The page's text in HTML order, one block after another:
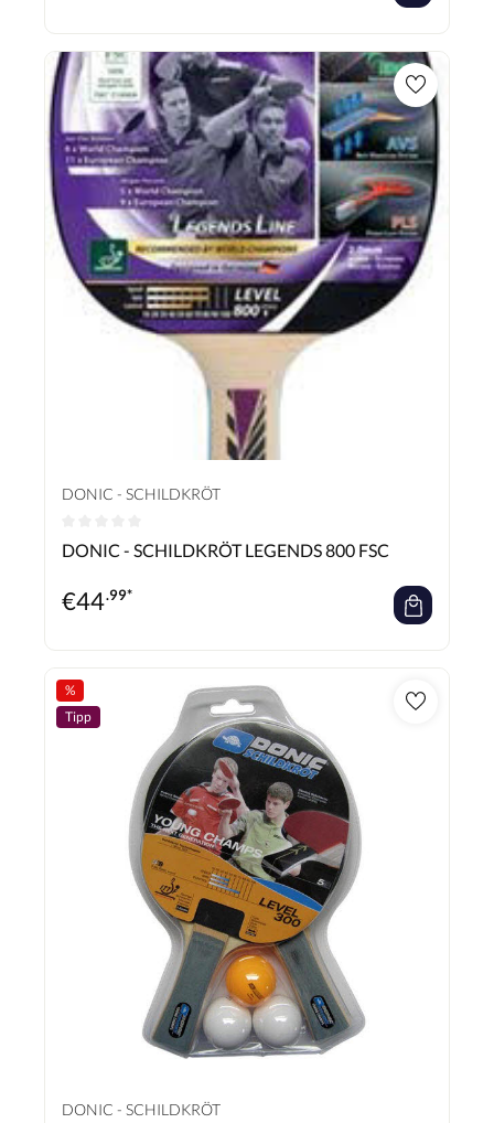
DONIC - SCHILDKRÖT
Durchschnittliche Bewertung von 0 von 5 Sternen
DONIC - SCHILDKRÖT LEGENDS 800 FSC
€44.99*
%
Tipp
DONIC - SCHILDKRÖT